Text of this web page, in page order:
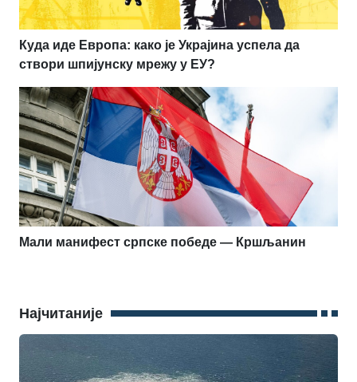
Куда иде Европа: како је Украјина успела да
створи шпијунску мрежу у ЕУ?
Мали манифест српске победе — Кршљанин
Најчитаније